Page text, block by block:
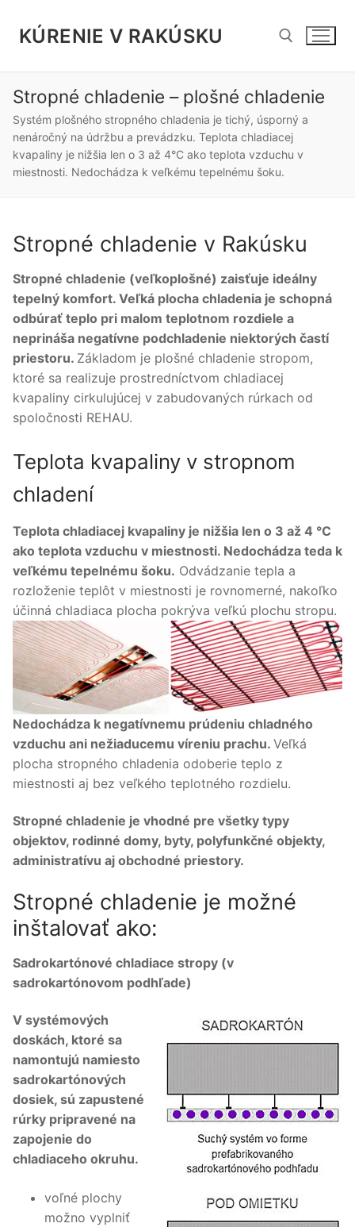
KÚRENIE V RAKÚSKU
Hľadať:
Stropné chladenie – plošné chladenie
Systém plošného stropného chladenia je tichý, úsporný a
nenáročný na údržbu a prevádzku. Teplota chladiacej
kvapaliny je nižšia len o 3 až 4°C ako teplota vzduchu v
miestnosti. Nedochádza k veľkému tepelnému šoku.
Stropné chladenie v Rakúsku
Stropné chladenie (veľkoplošné) zaisťuje ideálny
tepelný komfort. Veľká plocha chladenia je schopná
odbúrať teplo pri malom teplotnom rozdiele a
neprináša negatívne podchladenie niektorých častí
priestoru. Základom je plošné chladenie stropom,
ktoré sa realizuje prostredníctvom chladiacej
kvapaliny cirkulujúcej v zabudovaných rúrkach od
spoločnosti REHAU.
Teplota kvapaliny v stropnom
chladení
Teplota chladiacej kvapaliny je nižšia len o 3 až 4 °C
ako teplota vzduchu v miestnosti. Nedochádza teda k
veľkému tepelnému šoku. Odvádzanie tepla a
rozloženie teplôt v miestnosti je rovnomerné, nakoľko
účinná chladiaca plocha pokrýva veľkú plochu stropu.
Nedochádza k negatívnemu prúdeniu chladného
vzduchu ani nežiaducemu víreniu prachu. Veľká
plocha stropného chladenia odoberie teplo z
miestnosti aj bez veľkého teplotného rozdielu.
Stropné chladenie je vhodné pre všetky typy
objektov, rodinné domy, byty, polyfunkčné objekty,
administratívu aj obchodné priestory.
Stropné chladenie je možné
inštalovať ako:
Sadrokartónové chladiace stropy (v
sadrokartónovom podhľade)
V systémových
doskách, ktoré sa
namontujú namiesto
sadrokartónových
dosiek, sú zapustené
rúrky pripravené na
zapojenie do
chladiaceho okruhu.
voľné plochy
možno vyplniť